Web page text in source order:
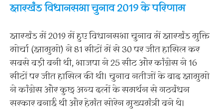
झारखंड विधानसभा चुनाव 2019 के परिणाम
झारखंड में 2019 में हुए विधानसभा चुनाव में झारखंड मुक्ति
मोर्चा (झामुमो) ने 81 सीटों में से 30 पर जीत हासिल कर
सबसे बड़ी बनी थी, भाजपा ने 25 सीट और कांग्रेस ने 16
सीटों पर जीत हासिल की थी। चुनाव नतीजों के बाद झामुमो
ने कांग्रेस और कुछ अन्य दलों के समर्थन से गठबंधन
सरकार बनाई थी और हेमंत सोरेन मुख्यमंत्री बने थे।